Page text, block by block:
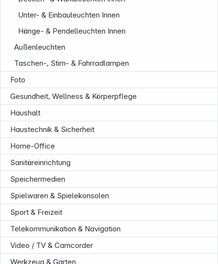
Unter- & Einbauleuchten Innen
Hänge- & Pendelleuchten Innen
Außenleuchten
Taschen-, Stirn- & Fahrradlampen
Foto
Gesundheit, Wellness & Körperpflege
Haushalt
Haustechnik & Sicherheit
Home-Office
Sanitäreinrichtung
Speichermedien
Spielwaren & Spielekonsolen
Sport & Freizeit
Telekommunikation & Navigation
Video / TV & Camcorder
Werkzeug & Garten